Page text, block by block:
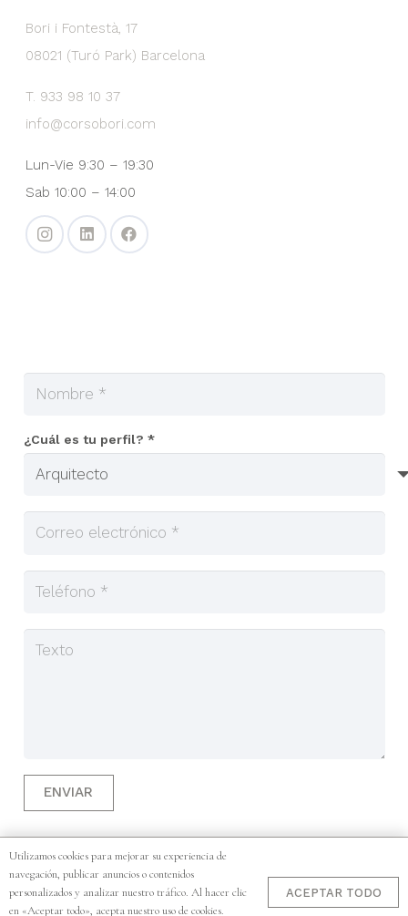
Bori i Fontestà, 17
08021 (Turó Park) Barcelona
T. 933 98 10 37
info@corsobori.com
Lun-Vie 9:30 – 19:30
Sab 10:00 – 14:00
¿Cuál es tu perfil? *
ENVIAR
Copyright © 2025. Diseñado por Corsobori. ·
Nosotros·Aviso Legal· Política de Cookies·Política de
Utilizamos cookies para mejorar su experiencia de
navegación, publicar anuncios o contenidos
personalizados y analizar nuestro tráfico. Al hacer clic
en «Aceptar todo», acepta nuestro uso de cookies.
ACEPTAR TODO